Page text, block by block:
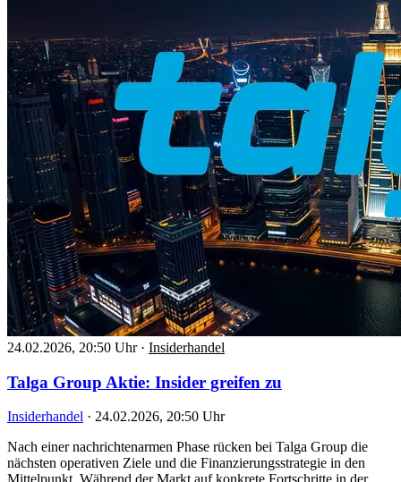
24.02.2026, 20:50 Uhr · Insiderhandel
Talga Group Aktie: Insider greifen zu
Insiderhandel · 24.02.2026, 20:50 Uhr
Nach einer nachrichtenarmen Phase rücken bei Talga Group die
nächsten operativen Ziele und die Finanzierungsstrategie in den